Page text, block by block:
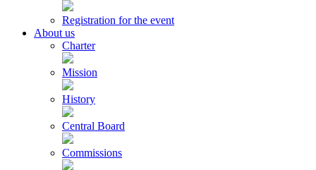
Registration for the event
About us
Charter
Mission
History
Central Board
Commissions